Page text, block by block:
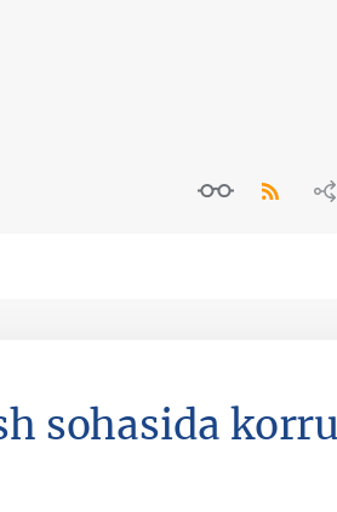
sohasida